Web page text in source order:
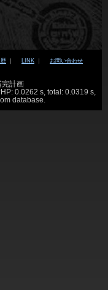
｜ LINK ｜ お問い合わせ
計画
0.0262 s, total: 0.0319 s,
database.